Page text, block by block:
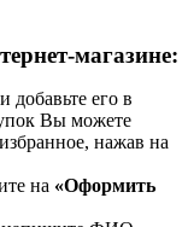
магазине:
и добавьте его в
Вы можете
нажав на
на «Оформить